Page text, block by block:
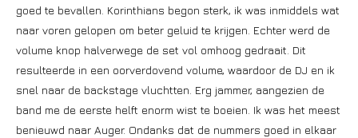
goed te bevallen. Korinthians begon sterk, ik was inmiddels wat
naar voren gelopen om beter geluid te krijgen. Echter werd de
volume knop halverwege de set vol omhoog gedraait. Dit
resulteerde in een oorverdovend volume, waardoor de DJ en ik
snel naar de backstage vluchtten. Erg jammer, aangezien de
band me de eerste helft enorm wist te boeien. Ik was het meest
benieuwd naar Auger. Ondanks dat de nummers goed in elkaar